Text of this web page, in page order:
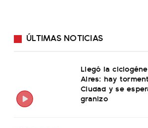
ÚLTIMAS NOTICIAS
Llegó la
Aires: hay
Ciudad y se
granizo